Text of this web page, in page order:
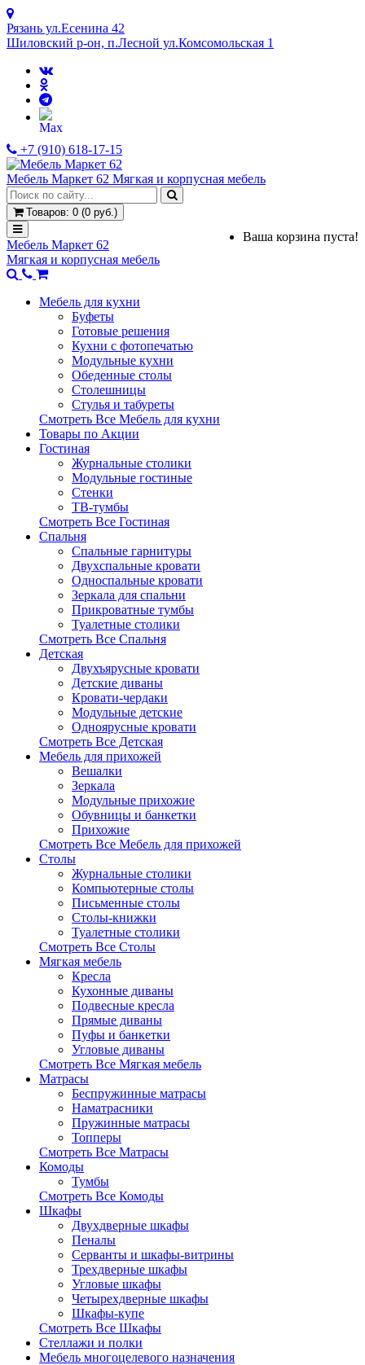
Рязань ул.Есенина 42
Шиловский р-он, п.Лесной ул.Комсомольская 1
+7 (910) 618-17-15
Мебель Маркет 62 Мягкая и корпусная мебель
Товаров: 0 (0 руб.)
Ваша корзина пуста!
Мебель Маркет 62
Мягкая и корпусная мебель
Мебель для кухни
Буфеты
Готовые решения
Кухни с фотопечатью
Модульные кухни
Обеденные столы
Столешницы
Стулья и табуреты
Смотреть Все Мебель для кухни
Товары по Акции
Гостиная
Журнальные столики
Модульные гостиные
Стенки
ТВ-тумбы
Смотреть Все Гостиная
Спальня
Спальные гарнитуры
Двухспальные кровати
Односпальные кровати
Зеркала для спальни
Прикроватные тумбы
Туалетные столики
Смотреть Все Спальня
Детская
Двухъярусные кровати
Детские диваны
Кровати-чердаки
Модульные детские
Одноярусные кровати
Смотреть Все Детская
Мебель для прихожей
Вешалки
Зеркала
Модульные прихожие
Обувницы и банкетки
Прихожие
Смотреть Все Мебель для прихожей
Столы
Журнальные столики
Компьютерные столы
Письменные столы
Столы-книжки
Туалетные столики
Смотреть Все Столы
Мягкая мебель
Кресла
Кухонные диваны
Подвесные кресла
Прямые диваны
Пуфы и банкетки
Угловые диваны
Смотреть Все Мягкая мебель
Матрасы
Беспружинные матрасы
Наматрасники
Пружинные матрасы
Топперы
Смотреть Все Матрасы
Комоды
Тумбы
Смотреть Все Комоды
Шкафы
Двухдверные шкафы
Пеналы
Серванты и шкафы-витрины
Трехдверные шкафы
Угловые шкафы
Четырехдверные шкафы
Шкафы-купе
Смотреть Все Шкафы
Стеллажи и полки
Мебель многоцелевого назначения